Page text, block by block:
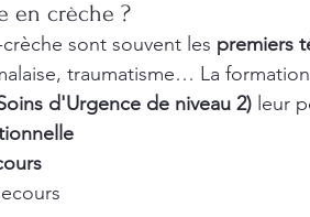
en crèche ?
sont souvent les premiers
traumatisme… La formation
d'Urgence de niveau 2) leur